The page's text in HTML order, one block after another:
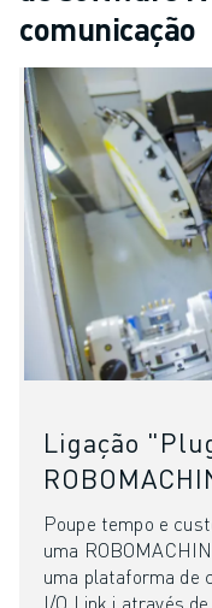
TODAS AS INDÚSTRIAS
AUTOMÓVEL
VEÍCULOS ELÉCTRICOS
ELETRÓNICA
ALIMENTAÇÃO & BEBIDAS
MÉDICO
PLÁSTICOS
ARMAZENAGEM,
APLICAÇÕES
TODAS AS APLICAÇÕES
MAQUINAÇÃO DE 5 EIXOS
MONTAGEM
RETIFICAÇÃO CNC
TORNOS CNC
PERFURAÇÃO E
MOLDAGEM POR INJEÇÃO
comunicação
Ligação
Poupe tempo e
uma
uma plataforma de
I/O Link i através